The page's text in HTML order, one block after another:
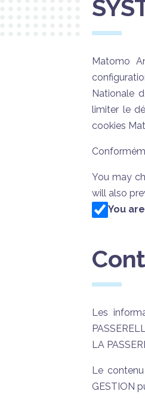
Matomo
Nationale
limiter le
cookies
You may
will also
You
Les
LA
Le
GESTION